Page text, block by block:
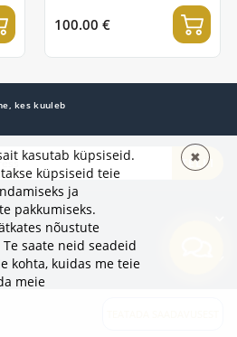
100.00 €
kes kuuleb
TELLI
kasutab küpsiseid.
küpsiseid teie
ja
pakkumiseks.
nõustute
saate neid seadeid
kohta, kuidas me teie
meie
✖